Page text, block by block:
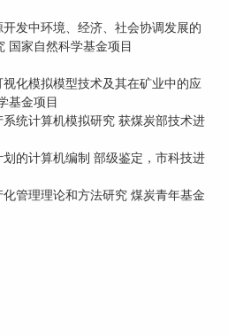
发中环境、经济、社会协调发展的
国家自然科学基金项目
化模拟模型技术及其在矿业中的应
基金项目
统计算机模拟研究 获煤炭部技术进
的计算机编制 部级鉴定，市科技进
管理理论和方法研究 煤炭青年基金